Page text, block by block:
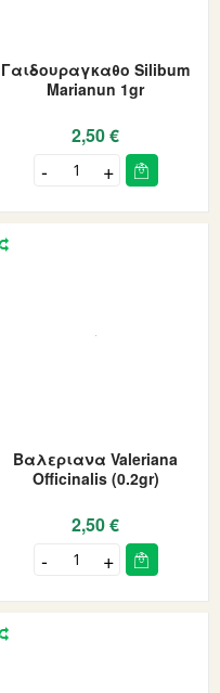
Γαιδουραγκαθο Silibum
Marianun 1gr
2,50 €
Βαλεριανα Valeriana
Officinalis (0.2gr)
2,50 €